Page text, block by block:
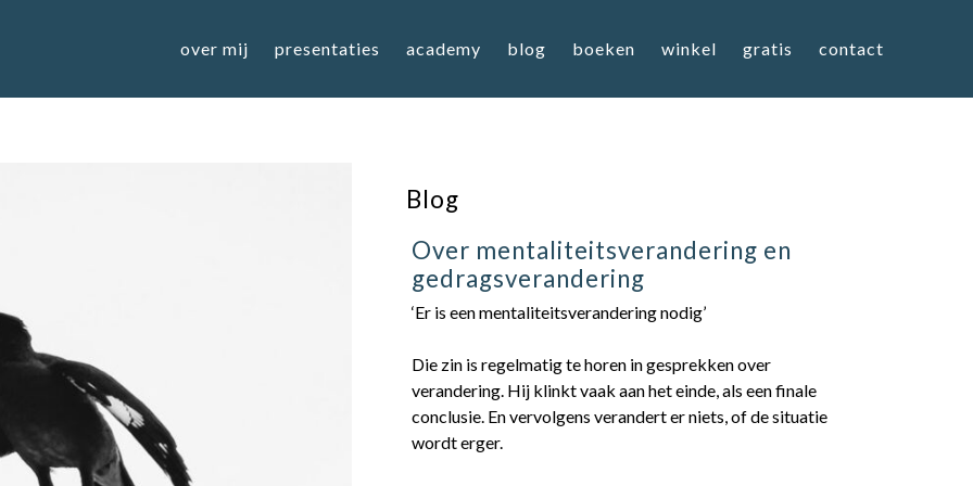
over mij presentaties academy blog boeken winkel gratis contact
Blog
Over mentaliteitsverandering en
gedragsverandering
‘Er is een mentaliteitsverandering nodig’
Die zin is regelmatig te horen in gesprekken over
verandering. Hij klinkt vaak aan het einde, als een finale
conclusie. En vervolgens verandert er niets, of de situatie
wordt erger.